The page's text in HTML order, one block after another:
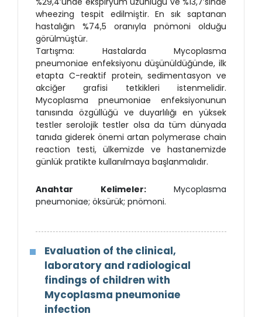
wheezing tespit edilmiştir. En sık saptanan
hastalığın %74,5 oranıyla pnömoni olduğu
görülmüştür.
Tartışma: Hastalarda Mycoplasma
pneumoniae enfeksiyonu düşünüldüğünde, ilk
etapta C-reaktif protein, sedimentasyon ve
akciğer grafisi tetkikleri istenmelidir.
Mycoplasma pneumoniae enfeksiyonunun
tanısında özgüllüğü ve duyarlılığı en yüksek
testler serolojik testler olsa da tüm dünyada
tanıda giderek önemi artan polymerase chain
reaction testi, ülkemizde ve hastanemizde
günlük pratikte kullanılmaya başlanmalıdır.
Anahtar Kelimeler:Mycoplasma
pneumoniae; öksürük; pnömoni.
Evaluation of the clinical,
laboratory and radiological
findings of children with
Mycoplasma pneumoniae
infection